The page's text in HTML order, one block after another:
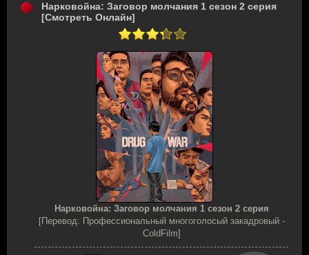
Нарковойна: Заговор молчания 1 сезон 2 серия
[Смотреть Онлайн]
Нарковойна: Заговор молчания 1 сезон 2 серия
[Перевод: Профессиональный многоголосый закадровый -
ColdFilm]